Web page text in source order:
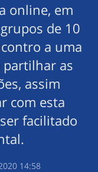
online, em
de 10
a uma
partilhar as
assim
com esta
facilitado
14:58